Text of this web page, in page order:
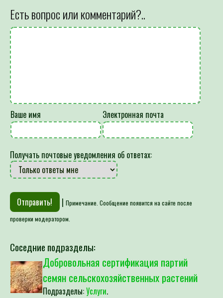
Есть вопрос или комментарий?..
Ваше имя Электронная почта
Получать почтовые уведомления об ответах:
| Примечание. Сообщение появится на сайте после
проверки модератором.
Соседние подразделы:
Добровольная сертификация партий
семян сельскохозяйственных растений
Подразделы:Услуги.